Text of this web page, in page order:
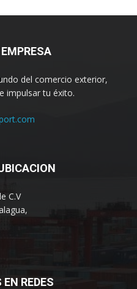
del comercio exterior,
impulsar tu éxito.
C.V
REDES